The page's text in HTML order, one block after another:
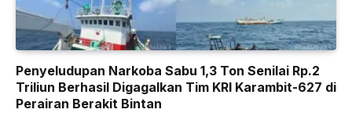
Penyeludupan Narkoba Sabu 1,3 Ton Senilai Rp.2
Triliun Berhasil Digagalkan Tim KRI Karambit-627 di
Perairan Berakit Bintan